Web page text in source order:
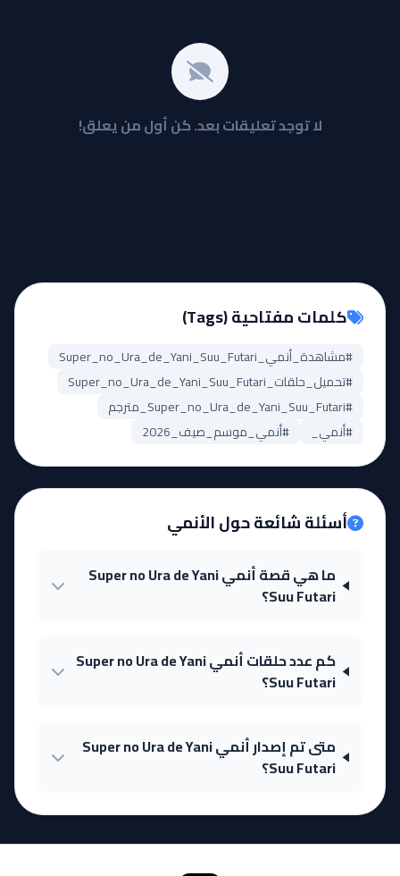
لا توجد تعليقات بعد. كن أول من يعلق!
كلمات مفتاحية (Tags)
#مشاهدة_أنمي_Super_no_Ura_de_Yani_Suu_Futari
#تحميل_حلقات_Super_no_Ura_de_Yani_Suu_Futari
#Super_no_Ura_de_Yani_Suu_Futari_مترجم
#أنمي_
#أنمي_موسم_صيف_2026
أسئلة شائعة حول الأنمي
ما هي قصة أنمي Super no Ura de Yani
Suu Futari؟
كم عدد حلقات أنمي Super no Ura de Yani
Suu Futari؟
متى تم إصدار أنمي Super no Ura de Yani
Suu Futari؟